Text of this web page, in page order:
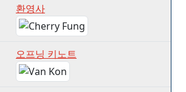
환영사
오프닝 키노트